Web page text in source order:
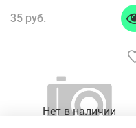
35 руб.
Нет в наличии